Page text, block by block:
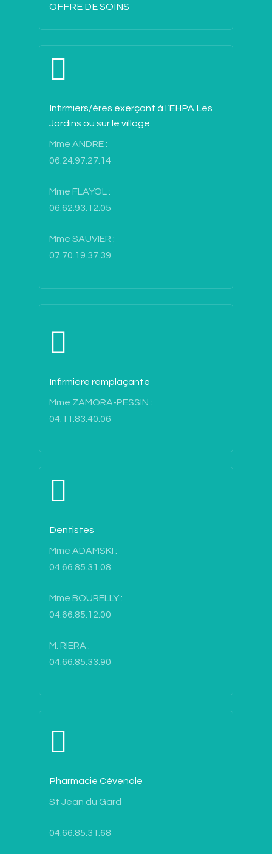
OFFRE DE SOINS
Infirmiers/ères exerçant à l’EHPA Les
Jardins ou sur le village
Mme ANDRE :
06.24.97.27.14
Mme FLAYOL :
06.62.93.12.05
Mme SAUVIER :
07.70.19.37.39
Infirmière remplaçante
Mme ZAMORA-PESSIN :
04.11.83.40.06
Dentistes
Mme ADAMSKI :
04.66.85.31.08.
Mme BOURELLY :
04.66.85.12.00
M. RIERA :
04.66.85.33.90
Pharmacie Cévenole
St Jean du Gard
04.66.85.31.68
Maison de retraite
Vie municipale